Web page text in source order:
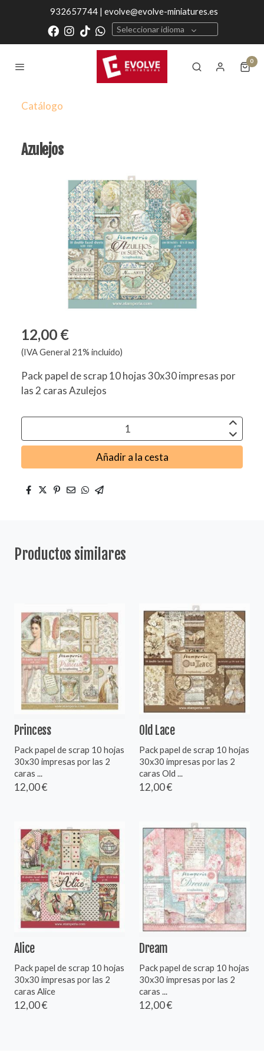
932657744 | evolve@evolve-miniatures.es
Seleccionar idioma
0
Catálogo
Azulejos
12,00 €
(IVA General 21% incluido)
Pack papel de scrap 10 hojas 30x30 impresas por
las 2 caras Azulejos
Añadir a la cesta
Productos similares
Princess
Pack papel de scrap 10 hojas
30x30 impresas por las 2
caras ...
12,00 €
Old Lace
Pack papel de scrap 10 hojas
30x30 impresas por las 2
caras Old ...
12,00 €
Alice
Pack papel de scrap 10 hojas
30x30 impresas por las 2
caras Alice
12,00 €
Dream
Pack papel de scrap 10 hojas
30x30 impresas por las 2
caras ...
12,00 €